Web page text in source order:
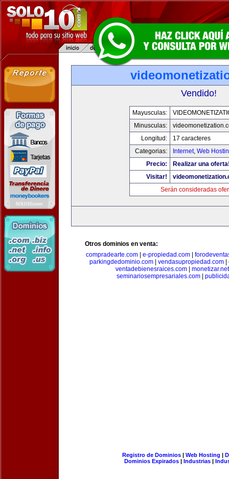
Vendido!
Mayusculas:
Minusculas:
Longitud:
17 caracteres
Categorias:
Internet, Web
Precio:
Realizar una
Visitar!
Serán consideradas
Otros dominios en venta:
compradearte.com
e-propiedad.com
parkingdedominio.com| vendasupropiedad.com|
ventadebienesraices.com
monetizar.net
seminariosempresariales.com
Registro de Dominios| Web Hosting |
Dominios Expirados | Industrias |